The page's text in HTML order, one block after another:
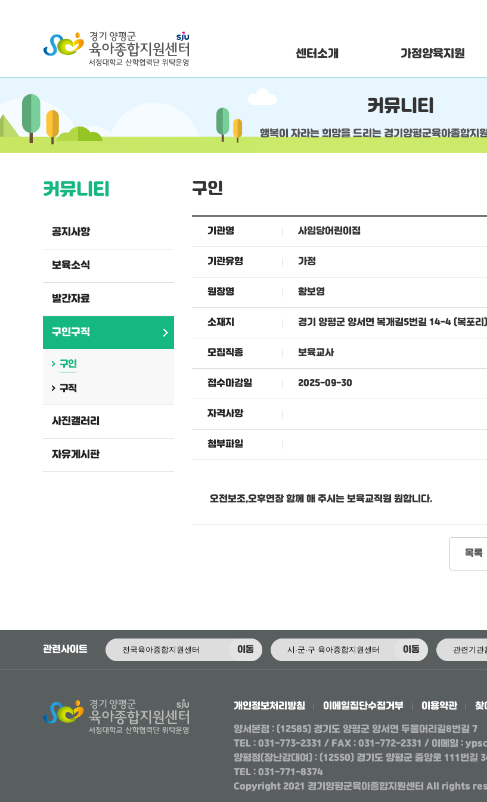
센터소개 가정양육지원
커뮤니티
행복이 자라는 희망을 드리는 경기양평군육아종합지
커뮤니티
공지사항
보육소식
발간자료
구인구직
구인
구직
사진갤러리
자유게시판
구인
기관명 사임당어린이집
기관유형 가정
원장명 황보영
소재지 경기 양평군 양서면 복개길5번길 14-4 (복포
모집직종 보육교사
접수마감일 2025-09-30
자격사항
첨부파일
오전보조,오후연장 함께 해 주시는 보육교직원 원합니다.
목록
관련사이트 이동 이동
개인정보처리방침 이메일집단수집거부 이용약관
찾
양서본점 : (12585) 경기도 양평군 양서면 두물머리길8번길 7
TEL : 031-773-2331 / FAX : 031-772-2331 / 이메일 :
양평점(장난감대여): (12550) 경기도 양평군 중앙로 111번길
TEL : 031-771-8374
Copyright 2021 경기양평군육아종합지원센터 All rights